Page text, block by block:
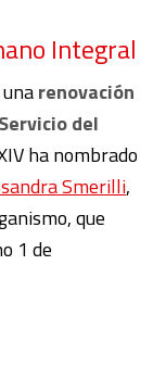
Integral
renovación
del
ha nombrado
Smerilli,
que
1 de